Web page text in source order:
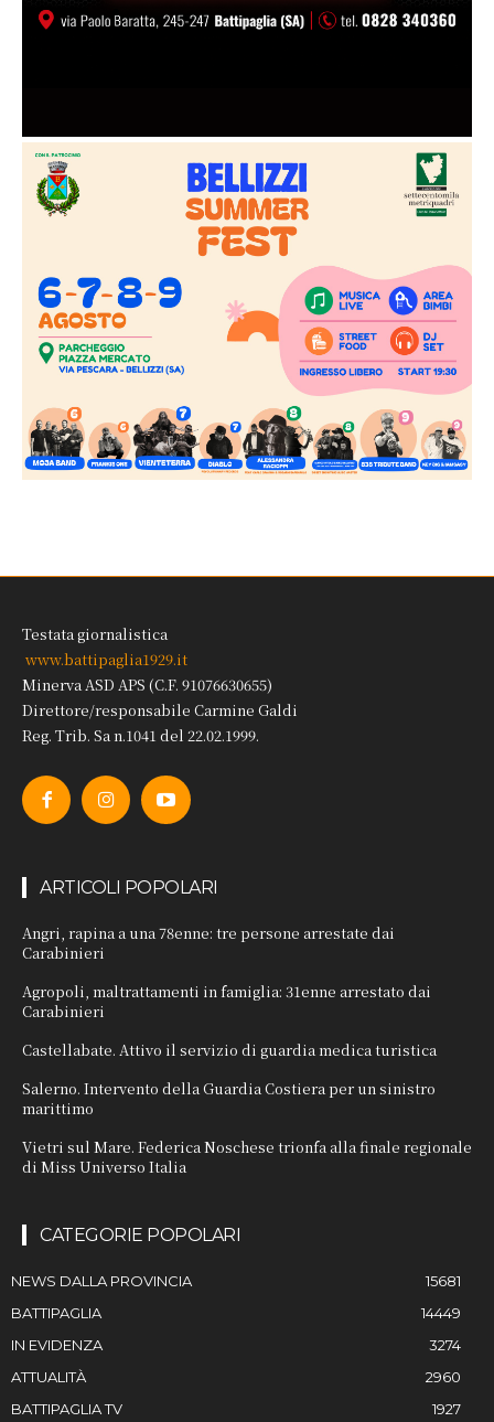
Testata giornalistica
www.battipaglia1929.it
Minerva ASD APS (C.F. 91076630655)
Direttore/responsabile Carmine Galdi
Reg. Trib. Sa n.1041 del 22.02.1999.
ARTICOLI POPOLARI
Angri, rapina a una 78enne: tre persone arrestate dai
Carabinieri
Agropoli, maltrattamenti in famiglia: 31enne arrestato dai
Carabinieri
Castellabate. Attivo il servizio di guardia medica turistica
Salerno. Intervento della Guardia Costiera per un sinistro
marittimo
Vietri sul Mare. Federica Noschese trionfa alla finale regionale
di Miss Universo Italia
CATEGORIE POPOLARI
NEWS DALLA PROVINCIA
15681
BATTIPAGLIA
14449
IN EVIDENZA
3274
ATTUALITÀ
2960
BATTIPAGLIA TV
1927